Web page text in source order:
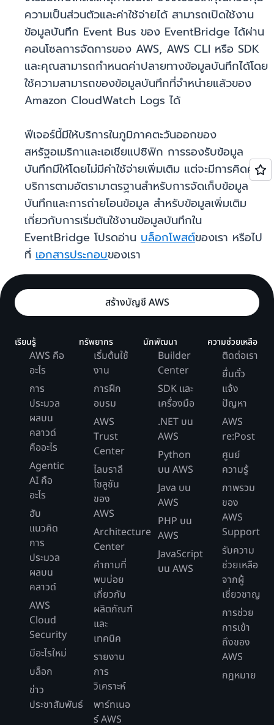
ความเป็นส่วนตัวและค่าใช้จ่ายได้ สามารถเปิดใช้งาน
ข้อมูลบันทึก Event Bus ของ EventBridge ได้ผ่าน
คอนโซลการจัดการของ AWS, AWS CLI หรือ SDK
และคุณสามารถกำหนดค่าปลายทางข้อมูลบันทึกได้โดย
ใช้ความสามารถของข้อมูลบันทึกที่จำหน่ายแล้วของ
Amazon CloudWatch Logs ได้
ฟีเจอร์นี้มีให้บริการในภูมิภาคตะวันออกของ
สหรัฐอเมริกาและเอเชียแปซิฟิก การรองรับข้อมูล
บันทึกมีให้โดยไม่มีค่าใช้จ่ายเพิ่มเติม แต่จะมีการคิดค่า
บริการตามอัตรามาตรฐานสำหรับการจัดเก็บข้อมูล
บันทึกและการถ่ายโอนข้อมูล สำหรับข้อมูลเพิ่มเติม
เกี่ยวกับการเริ่มต้นใช้งานข้อมูลบันทึกใน
EventBridge โปรดอ่าน บล็อกโพสต์ของเรา หรือไป
ที่ เอกสารประกอบของเรา
สร้างบัญชี AWS
เรียนรู้
AWS คือ
อะไร
การ
ประมวล
ผลบน
คลาวด์
คืออะไร
Agentic
AI คือ
อะไร
ฮับ
แนวคิด
การ
ประมวล
ผลบน
คลาวด์
AWS
Cloud
Security
มีอะไรใหม่
บล็อก
ข่าว
ประชาสัมพันธ์
ทรัพยากร
เริ่มต้นใช้
งาน
การฝึก
อบรม
AWS
Trust
Center
ไลบราลี
โซลูชัน
ของ
AWS
Architecture
Center
คำถามที่
พบบ่อย
เกี่ยวกับ
ผลิตภัณฑ์
และ
เทคนิค
รายงาน
การ
วิเคราะห์
พาร์ทเนอ
ร์ AWS
นักพัฒนา
Builder
Center
SDK และ
เครื่องมือ
.NET บน
AWS
Python
บน AWS
Java บน
AWS
PHP บน
AWS
JavaScript
บน AWS
ความช่วยเหลือ
ติดต่อเรา
ยื่นตั๋ว
แจ้ง
ปัญหา
AWS
re:Post
ศูนย์
ความรู้
ภาพรวม
ของ
AWS
Support
รับความ
ช่วยเหลือ
จากผู้
เชี่ยวชาญ
การช่วย
การเข้า
ถึงของ
AWS
กฎหมาย